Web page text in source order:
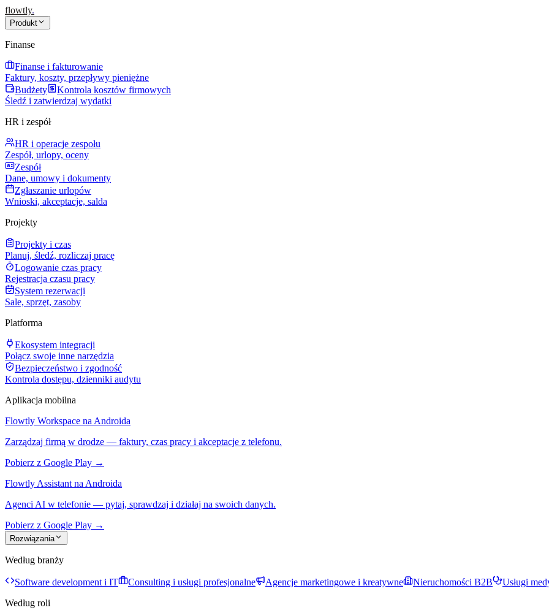
flowtly.
Produkt
Finanse
Finanse i fakturowanie
Faktury, koszty, przepływy pieniężne
Budżety
Kontrola kosztów firmowych
Śledź i zatwierdzaj wydatki
HR i zespół
HR i operacje zespołu
Zespół, urlopy, oceny
Zespół
Dane, umowy i dokumenty
Zgłaszanie urlopów
Wnioski, akceptacje, salda
Projekty
Projekty i czas
Planuj, śledź, rozliczaj pracę
Logowanie czas pracy
Rejestracja czasu pracy
System rezerwacji
Sale, sprzęt, zasoby
Platforma
Ekosystem integracji
Połącz swoje inne narzędzia
Bezpieczeństwo i zgodność
Kontrola dostępu, dzienniki audytu
Aplikacja mobilna
Flowtly Workspace na Androida
Zarządzaj firmą w drodze — faktury, czas pracy i akceptacje z telefonu.
Pobierz z Google Play →
Flowtly Assistant na Androida
Agenci AI w telefonie — pytaj, sprawdzaj i działaj na swoich danych.
Pobierz z Google Play →
Rozwiązania
Według branży
Software development i IT Consulting i usługi profesjonalne Agencje marketingowe i kreatywne Nieruchomości B2B
Usługi
Według roli